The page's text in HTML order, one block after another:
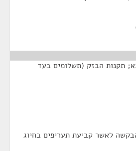
תקנות הבזק (תשלומים בעד
לאשר קביעת תעריפים בחיוג